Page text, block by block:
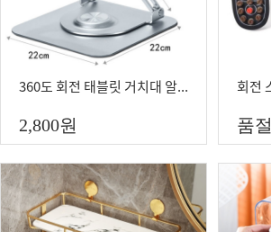
360도 회전 태블릿 거치대 알루미늄 받침판 노트북받침대 태블릿받침대
2,800원
품절